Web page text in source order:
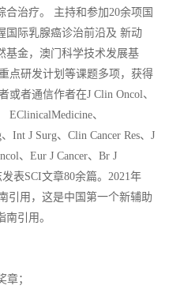
治疗。 主持和参加20余项国
国际乳腺癌诊治前沿及 新动
基金，澳门科学技术发展基
点研发计划等课题多项，获得
者通信作者在J Clin Oncol、
EClinicalMedicine、
Int J Surg、Clin Cancer Res、J
、Eur J Cancer、Br J
表SCI文章80余篇。2021年
引用，这是中国第一个新辅助
引用。
；